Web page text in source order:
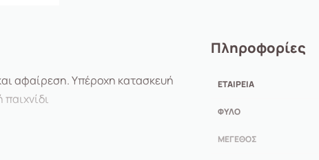
αφαίρεση. Υπέροχη κατασκευή
Πληροφορίες
ΕΤΑΙΡΕΊΑ
ΦΎΛΟ
ΜΈΓΕΘΟΣ